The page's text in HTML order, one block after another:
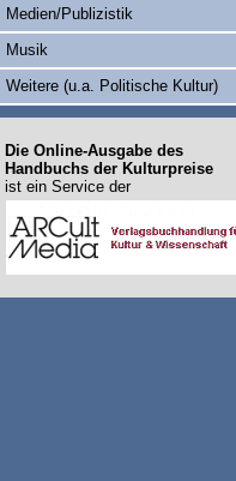
Medien/Publizistik
Musik
Weitere (u.a. Politische Kultur)
Die Online-Ausgabe des
Handbuchs der Kulturpreise
ist ein Service der